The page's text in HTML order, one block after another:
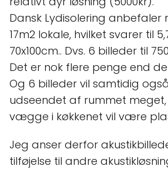
Dansk Lydisolering anbefaler
17m2 lokale, hvilket svarer til
70x100cm.. Dvs. 6 billeder til
Det er nok flere penge end
Og 6 billeder vil samtidig
udseendet af rummet
vægge i køkkenet vil være
Jeg anser derfor
tilføjelse til andre